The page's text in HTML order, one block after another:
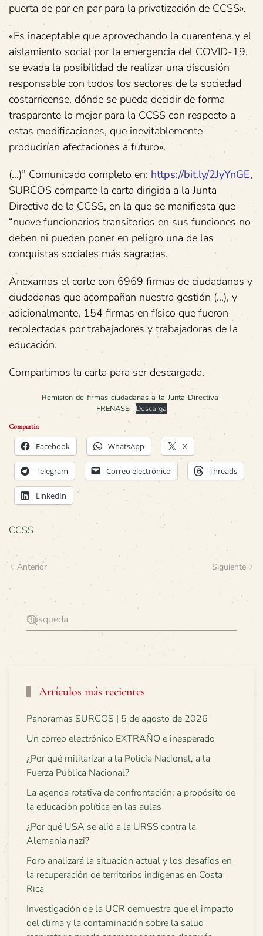
puerta de par en par para la privatización de CCSS».
«Es inaceptable que aprovechando la cuarentena y el
aislamiento social por la emergencia del COVID-19,
se evada la posibilidad de realizar una discusión
responsable con todos los sectores de la sociedad
costarricense, dónde se pueda decidir de forma
trasparente lo mejor para la CCSS con respecto a
estas modificaciones, que inevitablemente
producirían afectaciones a futuro».
(…)” Comunicado completo en: https://bit.ly/2JyYnGE,
SURCOS comparte la carta dirigida a la Junta
Directiva de la CCSS, en la que se manifiesta que
“nueve funcionarios transitorios en sus funciones no
deben ni pueden poner en peligro una de las
conquistas sociales más sagradas.
Anexamos el corte con 6969 firmas de ciudadanos y
ciudadanas que acompañan nuestra gestión (…), y
adicionalmente, 154 firmas en físico que fueron
recolectadas por trabajadores y trabajadoras de la
educación.
Compartimos la carta para ser descargada.
Remision-de-firmas-ciudadanas-a-la-Junta-Directiva-
FRENASS
Descarga
Compartir:
Facebook WhatsApp X
Telegram Correo electrónico Threads
LinkedIn
CCSS
Anterior Siguiente
Artículos más recientes
Panoramas SURCOS | 5 de agosto de 2026
Un correo electrónico EXTRAÑO e inesperado
¿Por qué militarizar a la Policía Nacional, a la
Fuerza Pública Nacional?
La agenda rotativa de confrontación: a propósito de
la educación política en las aulas
¿Por qué USA se alió a la URSS contra la
Alemania nazi?
Foro analizará la situación actual y los desafíos en
la recuperación de territorios indígenas en Costa
Rica
Investigación de la UCR demuestra que el impacto
del clima y la contaminación sobre la salud